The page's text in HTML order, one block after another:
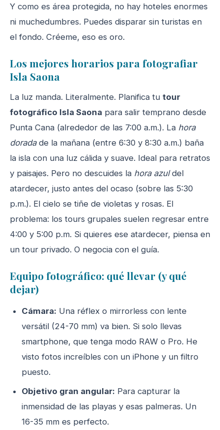
Y como es área protegida, no hay hoteles enormes
ni muchedumbres. Puedes disparar sin turistas en
el fondo. Créeme, eso es oro.
Los mejores horarios para fotografiar
Isla Saona
La luz manda. Literalmente. Planifica tu tour
fotográfico Isla Saona para salir temprano desde
Punta Cana (alrededor de las 7:00 a.m.). La hora
doradade la mañana (entre 6:30 y 8:30 a.m.) baña
la isla con una luz cálida y suave. Ideal para retratos
y paisajes. Pero no descuides la hora azuldel
atardecer, justo antes del ocaso (sobre las 5:30
p.m.). El cielo se tiñe de violetas y rosas. El
problema: los tours grupales suelen regresar entre
4:00 y 5:00 p.m. Si quieres ese atardecer, piensa en
un tour privado. O negocia con el guía.
Equipo fotográfico: qué llevar (y qué
dejar)
Cámara: Una réflex o mirrorless con lente
versátil (24-70 mm) va bien. Si solo llevas
smartphone, que tenga modo RAW o Pro. He
visto fotos increíbles con un iPhone y un filtro
puesto.
Objetivo gran angular: Para capturar la
inmensidad de las playas y esas palmeras. Un
16-35 mm es perfecto.